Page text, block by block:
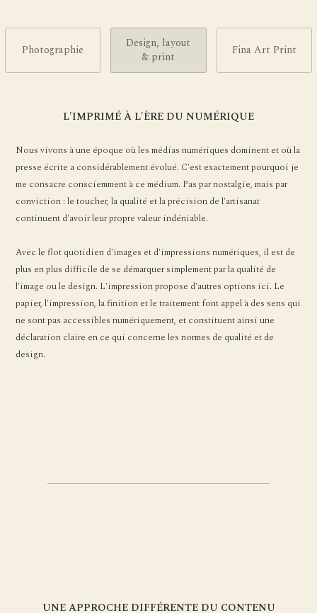
Photographie
Design, layout
& print
Fina Art Print
L'IMPRIMÉ À L'ÈRE DU NUMÉRIQUE
Nous vivons à une époque où les médias numériques dominent et où la
presse écrite a considérablement évolué. C'est exactement pourquoi je
me consacre consciemment à ce médium. Pas par nostalgie, mais par
conviction : le toucher, la qualité et la précision de l'artisanat
continuent d'avoir leur propre valeur indéniable.
Avec le flot quotidien d'images et d'impressions numériques, il est de
plus en plus difficile de se démarquer simplement par la qualité de
l'image ou le design. L'impression propose d'autres options ici. Le
papier, l'impression, la finition et le traitement font appel à des sens qui
ne sont pas accessibles numériquement, et constituent ainsi une
déclaration claire en ce qui concerne les normes de qualité et de
design.
UNE APPROCHE DIFFÉRENTE DU CONTENU